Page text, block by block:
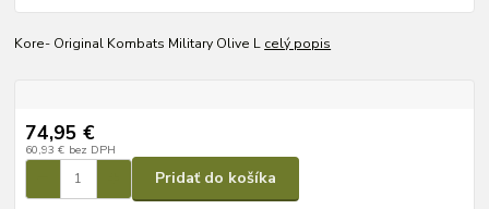
Kore- Original Kombats Military Olive L celý popis
74,95 €
60,93 € bez DPH
Pridať do košíka